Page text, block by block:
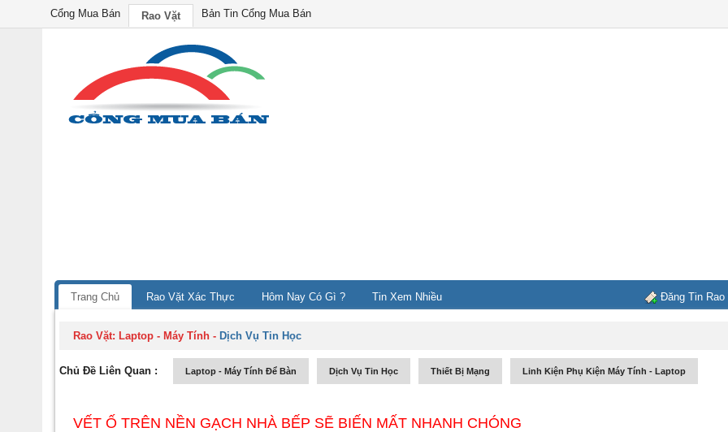
Cổng Mua Bán Rao Vặt Bản Tin Cổng Mua Bán
Trang Chủ Rao Vặt Xác Thực Hôm Nay Có Gì ? Tin Xem Nhiều Đăng Tin Rao
Rao Vặt: Laptop - Máy Tính - Dịch Vụ Tin Học
Chủ Đề Liên Quan : Laptop - Máy Tính Để Bàn Dịch Vụ Tin Học Thiết Bị Mạng Linh Kiện Phụ Kiện Máy Tính - Laptop
VẾT Ố TRÊN NỀN GẠCH NHÀ BẾP SẼ BIẾN MẤT NHANH CHÓNG